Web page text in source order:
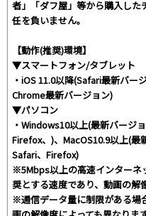
者」「ダフ屋」等から購入し
任を負いません。
【動作(推奨)環境】
▼スマートフォン/タブレット
・iOS 11.0以降(Safari最新バ
Chrome最新バージョン)
▼パソコン
・Windows10以上(最新バージ
Firefox、)、MacOS10.9以上(最
Safari、Firefox)
※5Mbps以上の高速インターネ
奨とする速度であり、動画の解
※通信データ量に制限がある場